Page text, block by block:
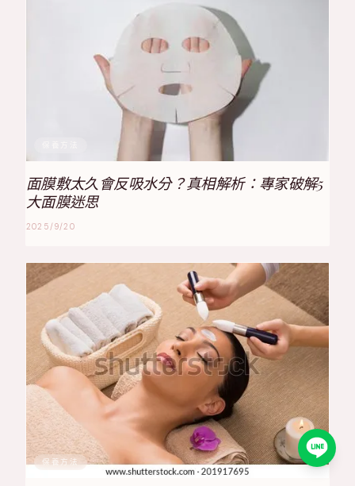
面膜敷太久會反吸水分？真相解析：專家破解5
大面膜迷思
2025/9/20
保養方法